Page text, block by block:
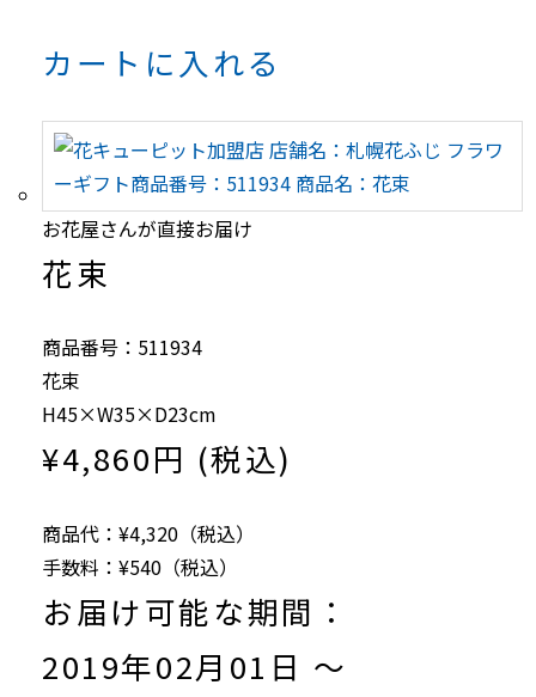
カートに入れる
お花屋さんが直接お届け
花束
商品番号：511934
花束
H45×W35×D23cm
¥4,860円 (税込)
商品代：¥4,320（税込）
手数料：¥540（税込）
お届け可能な期間：
2019年02月01日 ～